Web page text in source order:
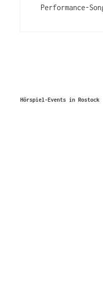
Hörspiel-Events in Rostock
Performance-